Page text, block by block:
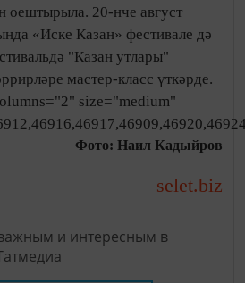
оештырыла. 20-нче август
«Иске Казан» фестивале дә
"Казан утлары"
мастер-класс үткәрде.
size="medium"
Фото: Наил Кадыйров
selet.biz
и интересным в